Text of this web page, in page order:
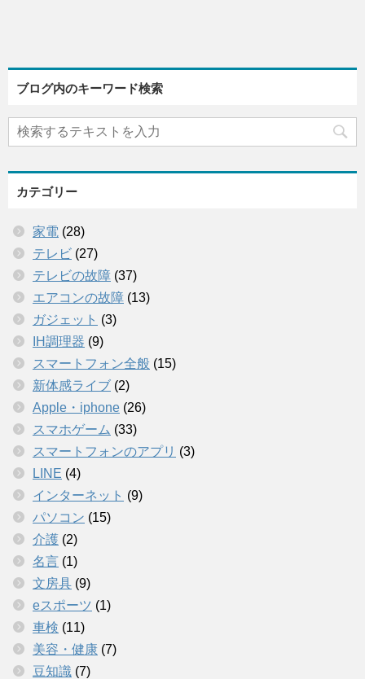
ブログ内のキーワード検索
カテゴリー
家電 (28)
テレビ (27)
テレビの故障 (37)
エアコンの故障 (13)
ガジェット (3)
IH調理器 (9)
スマートフォン全般 (15)
新体感ライブ (2)
Apple・iphone (26)
スマホゲーム (33)
スマートフォンのアプリ (3)
LINE (4)
インターネット (9)
パソコン (15)
介護 (2)
名言 (1)
文房具 (9)
eスポーツ (1)
車検 (11)
美容・健康 (7)
豆知識 (7)